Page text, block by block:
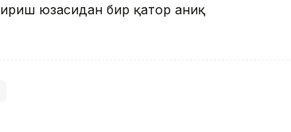
юзасидан бир қатор аниқ